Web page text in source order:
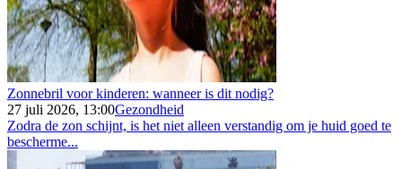
Zonnebril voor kinderen: wanneer is dit nodig?
27 juli 2026, 13:00Gezondheid
Zodra de zon schijnt, is het niet alleen verstandig om je huid goed te
bescherme...